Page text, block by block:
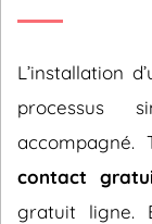
L’installation
processus
accompagné.
contact
gratuit ligne.